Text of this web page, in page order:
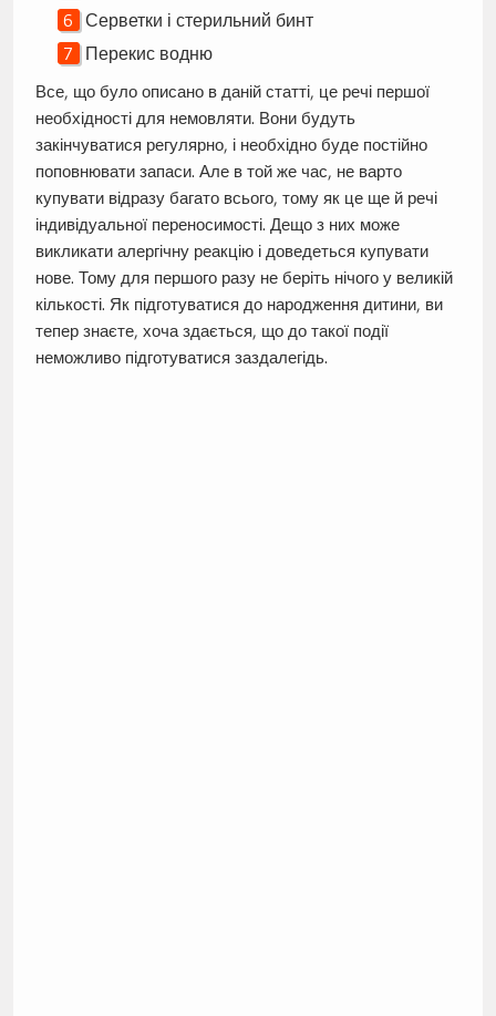
Серветки і стерильний бинт
Перекис водню
Все, що було описано в даній статті, це речі першої
необхідності для немовляти. Вони будуть
закінчуватися регулярно, і необхідно буде постійно
поповнювати запаси. Але в той же час, не варто
купувати відразу багато всього, тому як це ще й речі
індивідуальної переносимості. Дещо з них може
викликати алергічну реакцію і доведеться купувати
нове. Тому для першого разу не беріть нічого у великій
кількості. Як підготуватися до народження дитини, ви
тепер знаєте, хоча здається, що до такої події
неможливо підготуватися заздалегідь.